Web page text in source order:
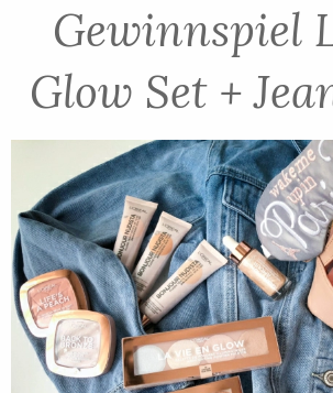
Gewinnspiel
Glow Set +